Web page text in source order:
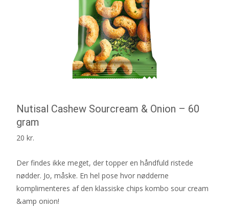
Nutisal Cashew Sourcream & Onion – 60
gram
20 kr.
Der findes ikke meget, der topper en håndfuld ristede
nødder. Jo, måske. En hel pose hvor nødderne
komplimenteres af den klassiske chips kombo sour cream
&amp onion!